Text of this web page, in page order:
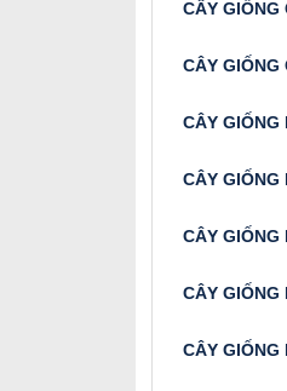
CÂY GIỐNG
CÂY GIỐNG
CÂY GIỐNG
CÂY GIỐNG
CÂY
CÂY GIỐNG
CÂY GIỐNG